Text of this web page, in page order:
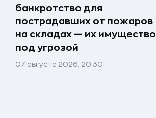
банкротство для
пострадавших от пожаров
на складах — их имущество
под угрозой
07 августа 2026, 20:30